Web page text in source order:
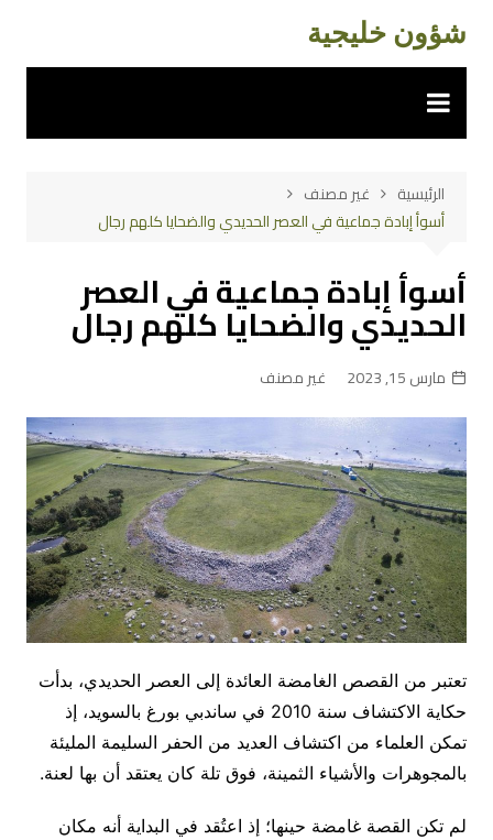
المحتوى
شؤون خليجية
الرئيسية
غير مصنف
أسوأ إبادة جماعية في العصر الحديدي والضحايا كلهم رجال
أسوأ إبادة جماعية في العصر
الحديدي والضحايا كلهم رجال
مارس 15, 2023 غير مصنف
تعتبر من القصص الغامضة العائدة إلى العصر الحديدي، بدأت
حكاية الاكتشاف سنة 2010 في ساندبي بورغ بالسويد، إذ
تمكن العلماء من اكتشاف العديد من الحفر السليمة المليئة
بالمجوهرات والأشياء الثمينة، فوق تلة كان يعتقد أن بها لعنة.
لم تكن القصة غامضة حينها؛ إذ اعتُقد في البداية أنه مكان